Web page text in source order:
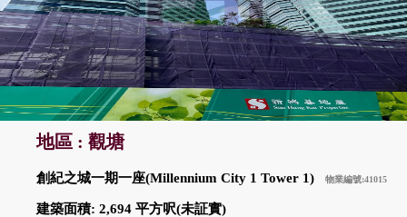
地區 : 觀塘
創紀之城一期一座(Millennium City 1 Tower 1) 物業編號:41015
建築面積: 2,694 平方呎(未証實)